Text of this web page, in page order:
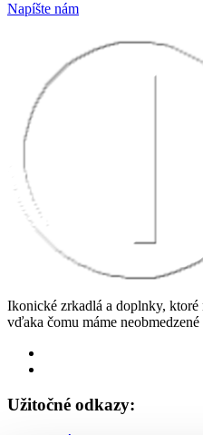
Napíšte nám
Ikonické zrkadlá a doplnky, ktoré
vďaka čomu máme
Užitočné odkazy: